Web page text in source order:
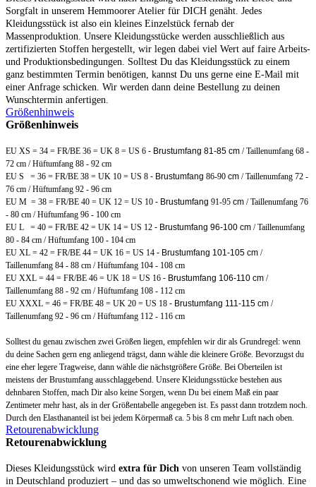
Sorgfalt in unserem Hemmoorer Atelier für DICH genäht. Jedes
Kleidungsstück ist also ein kleines Einzelstück fernab der
Massenproduktion. Unsere Kleidungsstücke werden ausschließlich aus
zertifizierten Stoffen hergestellt, wir legen dabei viel Wert auf faire Arbeits-
und Produktionsbedingungen. Solltest Du das Kleidungsstück zu einem
ganz bestimmten Termin benötigen, kannst Du uns gerne eine E-Mail mit
einer Anfrage schicken. Wir werden dann deine Bestellung zu deinen
Wunschtermin anfertigen.
Größenhinweis
Größenhinweis
EU XS = 34 = FR/BE 36 = UK 8 = US 6 - Brustumfang 81-85 cm / Taillenumfang 68 -
72 cm / Hüftumfang 88 - 92 cm
EU S = 36 = FR/BE 38 = UK 10 = US 8 - Brustumfang 86-90 cm / Taillenumfang 72 -
76 cm / Hüftumfang 92 - 96 cm
EU M = 38 = FR/BE 40 = UK 12 = US 10 - Brustumfang 91-95 cm / Taillenumfang 76
- 80 cm / Hüftumfang 96 - 100 cm
EU L = 40 = FR/BE 42 = UK 14 = US 12 - Brustumfang 96-100 cm / Taillenumfang
80 - 84 cm / Hüftumfang 100 - 104 cm
EU XL = 42 = FR/BE 44 = UK 16 = US 14 - Brustumfang 101-105 cm /
Taillenumfang 84 - 88 cm / Hüftumfang 104 - 108 cm
EU XXL = 44 = FR/BE 46 = UK 18 = US 16 - Brustumfang 106-110 cm /
Taillenumfang 88 - 92 cm / Hüftumfang 108 - 112 cm
EU XXXL = 46 = FR/BE 48 = UK 20 = US 18 - Brustumfang 111-115 cm /
Taillenumfang 92 - 96 cm / Hüftumfang 112 - 116 cm
Solltest du genau zwischen zwei Größen liegen, empfehlen wir dir als Grundregel: wenn
du deine Sachen gern eng anliegend trägst, dann wähle die kleinere Größe. Bevorzugst du
eine eher legere Tragweise, dann wähle die nächstgrößere Größe. Bei Oberteilen ist
meistens der Brustumfang ausschlaggebend. Unsere Kleidungsstücke bestehen aus
dehnbaren Stoffen, mach Dir also keine Sorgen, wenn Du bei einem Maß ein paar
Zentimeter mehr hast, als in der Größentabelle angegeben ist. Es passt dann trotzdem noch.
Durch den Elasthananteil ist bei jedem Körpermaß ca. 5 bis 8 cm mehr Luft nach oben.
Retourenabwicklung
Retourenabwicklung
Dieses Kleidungsstück wird extra für Dich von unseren Team vollständig
in Deutschland produziert – und das so umweltschonend wie möglich. Eine